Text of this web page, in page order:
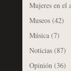
Mujeres en el
Museos(42)
Música(7)
Noticias(87)
Opinión(36)